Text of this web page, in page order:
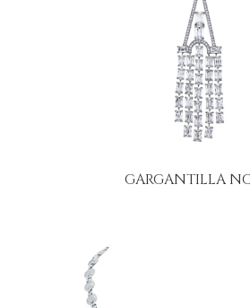
GARGANTILLA